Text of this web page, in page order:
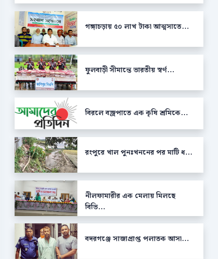
গঙ্গাচড়ায় ৫০ লাখ টাকা আত্মসাতে...
ফুলবাড়ী সীমান্তে ভারতীয় স্বর্ণ...
বিরলে বজ্রপাতে এক কৃষি শ্রমিকে...
রংপুরে খাল পুনঃখননের পর মাটি ধ...
নীলফামারীর এক মেলায় মিলছে
বিভি...
বদরগঞ্জে সাজাপ্রাপ্ত পলাতক আসা...